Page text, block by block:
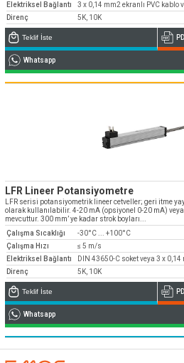
Elektriksel Bağlantı
3 x 0,14 mm2 ekranlı PVC kablo
Direnç
5K, 10K
Teklif İste
Whatsapp
LFR Lineer Potansiyometre
LFR serisi potansiyometrik lineer cetveller; geri itme
olarak kullanılabilir. 4-20 mA (opsiyonel 0-20 mA) veya
mevcuttur. 300 mm’ ye kadar strok boyları...
Çalışma Sıcaklığı
-30°C ... +100°C
Çalışma Hızı
≤ 5 m/s
Elektriksel Bağlantı
DIN 43650-C soket veya 3 x
Direnç
5K, 10K
Teklif İste
Whatsapp